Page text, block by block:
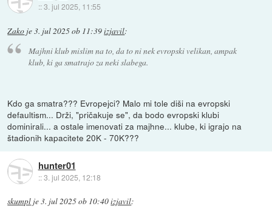
::3. jul 2025, 11:55
Zako je3. jul 2025 ob 11:39izjavil:
Majhni klub mislim na to, da to ni nek evropski velikan, ampak
klub, ki ga smatrajo za neki slabega.
Kdo ga smatra??? Evropejci? Malo mi tole diši na evropski
defaultism... Drži, "pričakuje se", da bodo evropski klubi
dominirali... a ostale imenovati za majhne... klube, ki igrajo na
štadionih kapacitete 20K - 70K???
hunter01
::3. jul 2025, 12:18
skumpl je3. jul 2025 ob 10:40izjavil: